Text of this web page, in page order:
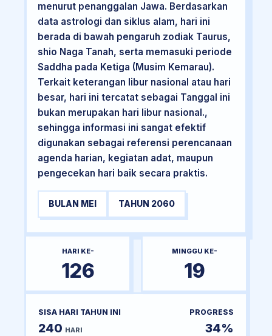
menurut penanggalan Jawa. Berdasarkan
data astrologi dan siklus alam, hari ini
berada di bawah pengaruh zodiak Taurus,
shio Naga Tanah, serta memasuki periode
Saddha pada Ketiga (Musim Kemarau).
Terkait keterangan libur nasional atau hari
besar, hari ini tercatat sebagai Tanggal ini
bukan merupakan hari libur nasional.,
sehingga informasi ini sangat efektif
digunakan sebagai referensi perencanaan
agenda harian, kegiatan adat, maupun
pengecekan hari baik secara praktis.
BULAN MEI TAHUN 2060
HARI KE-
126
MINGGU KE-
19
SISA HARI TAHUN INI
240 HARI
PROGRESS
34%